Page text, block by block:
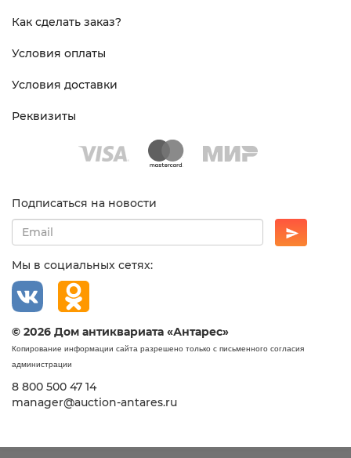
Как сделать заказ?
Условия оплаты
Условия доставки
Реквизиты
Подписаться на новости
Мы в социальных сетях:
© 2026 Дом антиквариата «Антарес»
Копирование информации сайта разрешено только с письменного согласия
администрации
8 800 500 47 14
manager@auction-antares.ru